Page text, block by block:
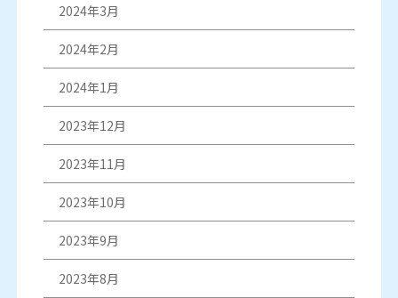
2024年3月
2024年2月
2024年1月
2023年12月
2023年11月
2023年10月
2023年9月
2023年8月